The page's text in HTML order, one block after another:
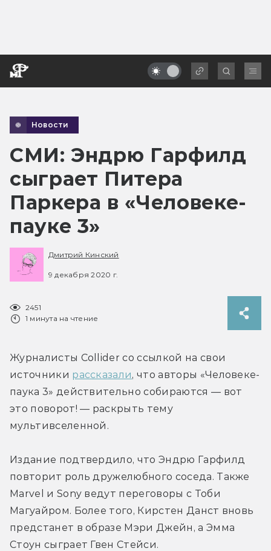
Новости
СМИ: Эндрю Гарфилд
сыграет Питера
Паркера в «Человеке-
пауке 3»
Дмитрий Кинский
9 декабря 2020 г.
2451
1 минута на чтение
Журналисты Collider со ссылкой на свои
источники рассказали, что авторы «Человеке-
паука 3» действительно собираются — вот
это поворот! — раскрыть тему
мультивселенной.
Издание подтвердило, что Эндрю Гарфилд
повторит роль дружелюбного соседа. Также
Marvel и Sony ведут переговоры с Тоби
Магуайром. Более того, Кирстен Данст вновь
предстанет в образе Мэри Джейн, а Эмма
Стоун сыграет Гвен Стейси.